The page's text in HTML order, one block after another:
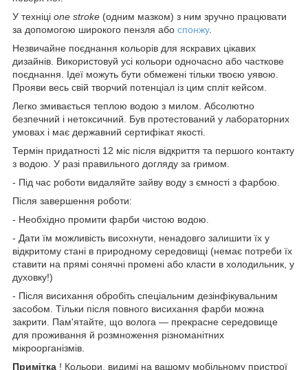
У техніці one stroke (одним мазком) з ним зручно працювати
за допомогою широкого пензля або спонжу.
Незвичайне поєднання кольорів для яскравих цікавих
дизайнів. Використовуй усі кольори одночасно або часткове
поєднання. Ідеї можуть бути обмежені тільки твоєю уявою.
Прояви весь свій творчий потенціал із цим спліт кейсом.
Легко змивається теплою водою з милом. Абсолютно
безпечний і нетоксичний. Був протестований у лабораторних
умовах і має державний сертифікат якості.
Термін придатності 12 міс після відкриття та першого контакту
з водою. У разі правильного догляду за гримом.
- Під час роботи видаляйте зайву воду з ємності з фарбою.
Після завершення роботи:
- Необхідно промити фарби чистою водою.
- Дати їм можливість висохнути, ненадовго залишити їх у
відкритому стані в природному середовищі (немає потреби їх
ставити на прямі сонячні промені або класти в холодильник, у
духовку!)
- Після висихання обробіть спеціальним дезінфікувальним
засобом. Тільки після повного висихання фарби можна
закрити. Пам'ятайте, що волога — прекрасне середовище
для проживання й розмноження різноманітних
мікроорганізмів.
Примітка ! Кольори, видимі на вашому мобільному пристрої